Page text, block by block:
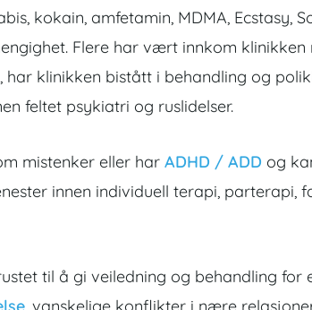
kokain, amfetamin, MDMA,
Flere har vært innkom
klinikken bistått i behandling og
feltet psykiatri og ruslidelser.
mistenker eller har ADHD / ADD og
innen individuell terapi,
til å gi veiledning og behandling for
, vanskelige konflikter i nære